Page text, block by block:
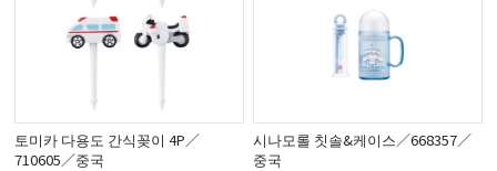
토미카 다용도 간식꽂이 4P／
710605／중국
시나모롤 칫솔&케이스／668357／
중국